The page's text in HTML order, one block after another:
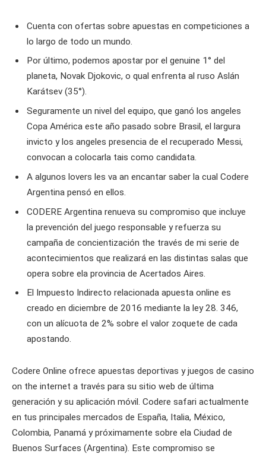
Cuenta con ofertas sobre apuestas en competiciones a
lo largo de todo un mundo.
Por último, podemos apostar por el genuine 1° del
planeta, Novak Djokovic, o qual enfrenta al ruso Aslán
Karátsev (35°).
Seguramente un nivel del equipo, que ganó los angeles
Copa América este año pasado sobre Brasil, el largura
invicto y los angeles presencia de el recuperado Messi,
convocan a colocarla tais como candidata.
A algunos lovers les va an encantar saber la cual Codere
Argentina pensó en ellos.
CODERE Argentina renueva su compromiso que incluye
la prevención del juego responsable y refuerza su
campaña de concientización the través de mi serie de
acontecimientos que realizará en las distintas salas que
opera sobre ela provincia de Acertados Aires.
El Impuesto Indirecto relacionada apuesta online es
creado en diciembre de 2016 mediante la ley 28. 346,
con un alícuota de 2% sobre el valor zoquete de cada
apostando.
Codere Online ofrece apuestas deportivas y juegos de casino
on the internet a través para su sitio web de última
generación y su aplicación móvil. Codere safari actualmente
en tus principales mercados de España, Italia, México,
Colombia, Panamá y próximamente sobre ela Ciudad de
Buenos Surfaces (Argentina). Este compromiso se